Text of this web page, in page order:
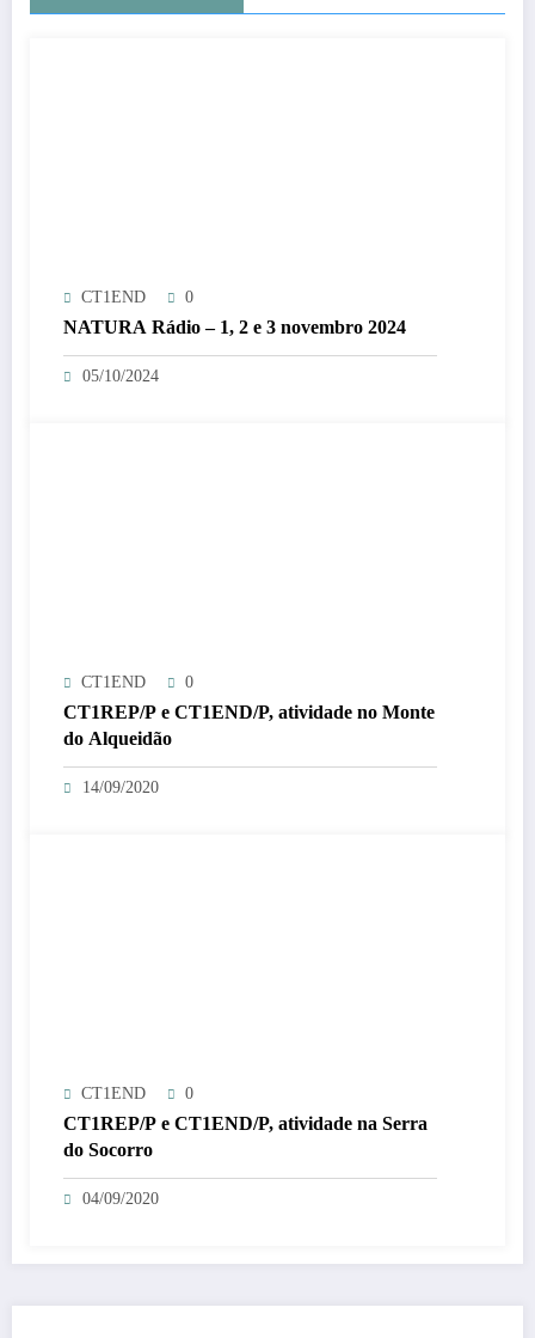
CT1END 0
NATURA Rádio – 1, 2 e 3 novembro 2024
05/10/2024
CT1END 0
CT1REP/P e CT1END/P, atividade no Monte
do Alqueidão
14/09/2020
CT1END 0
CT1REP/P e CT1END/P, atividade na Serra
do Socorro
04/09/2020